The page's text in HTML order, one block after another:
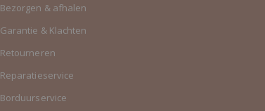
Bezorgen & afhalen
Garantie & Klachten
Retourneren
Reparatieservice
Borduurservice